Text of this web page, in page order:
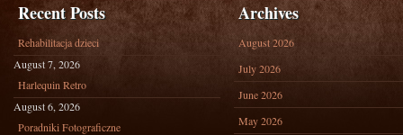
Recent Posts
Rehabilitacja dzieci
August 7, 2026
Harlequin Retro
August 6, 2026
Poradniki Fotograficzne
Archives
August 2026
July 2026
June 2026
May 2026